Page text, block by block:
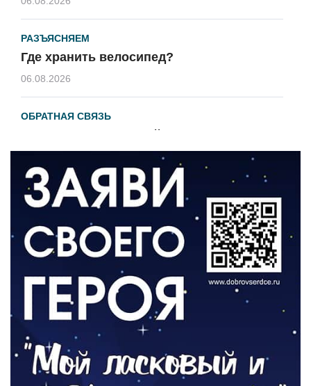
РАЗЪЯСНЯЕМ
Где хранить велосипед?
06.08.2026
ОБРАТНАЯ СВЯЗЬ
Администрация онлайн
ВЛАСТЬ
День памяти и «Симфония народов»
06.08.2026
Новый настил на экотропе
05.08.2026